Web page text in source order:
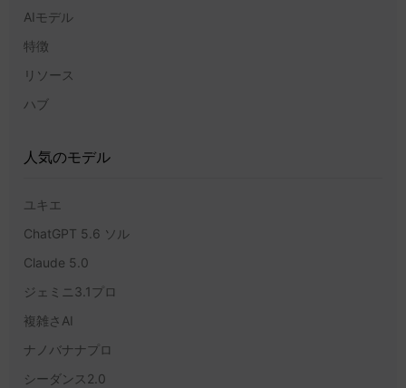
AIモデル
特徴
リソース
ハブ
人気のモデル
ユキエ
ChatGPT 5.6 ソル
Claude 5.0
ジェミニ3.1プロ
複雑さAI
ナノバナナプロ
シーダンス2.0